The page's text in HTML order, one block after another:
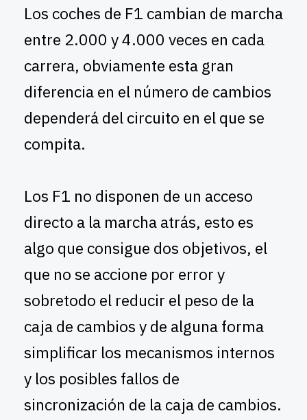
Los coches de F1 cambian de marcha
entre 2.000 y 4.000 veces en cada
carrera, obviamente esta gran
diferencia en el número de cambios
dependerá del circuito en el que se
compita.
Los F1 no disponen de un acceso
directo a la marcha atrás, esto es
algo que consigue dos objetivos, el
que no se accione por error y
sobretodo el reducir el peso de la
caja de cambios y de alguna forma
simplificar los mecanismos internos
y los posibles fallos de
sincronización de la caja de cambios.